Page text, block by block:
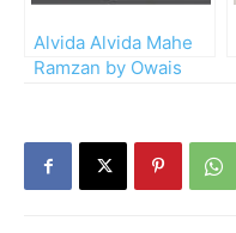
Alvida Alvida Mahe
Ramzan by Owais